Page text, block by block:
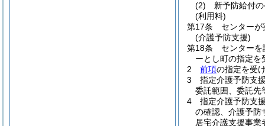
(2)
新予防給付
(利用料)
第17条
センター
(介護予防支援)
第18条
センター
ーとし町の指定を
2
前項の指定を受
3
指定介護予防支
委託範囲、委託先
4
指定介護予防支
の確認、介護予防
居宅介護支援事